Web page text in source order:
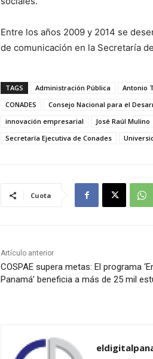
Entre los años 2009 y 2014 se
de comunicación en la Secretaría
TAGS Administración Pública Antonio
CONADES
Consejo Nacional para el
innovación empresarial
José Raúl Mulino
Secretaría Ejecutiva de Conades
Cuota
Artículo anterior
COSPAE supera metas: El programa
Panamá’ beneficia a más de 25 mil